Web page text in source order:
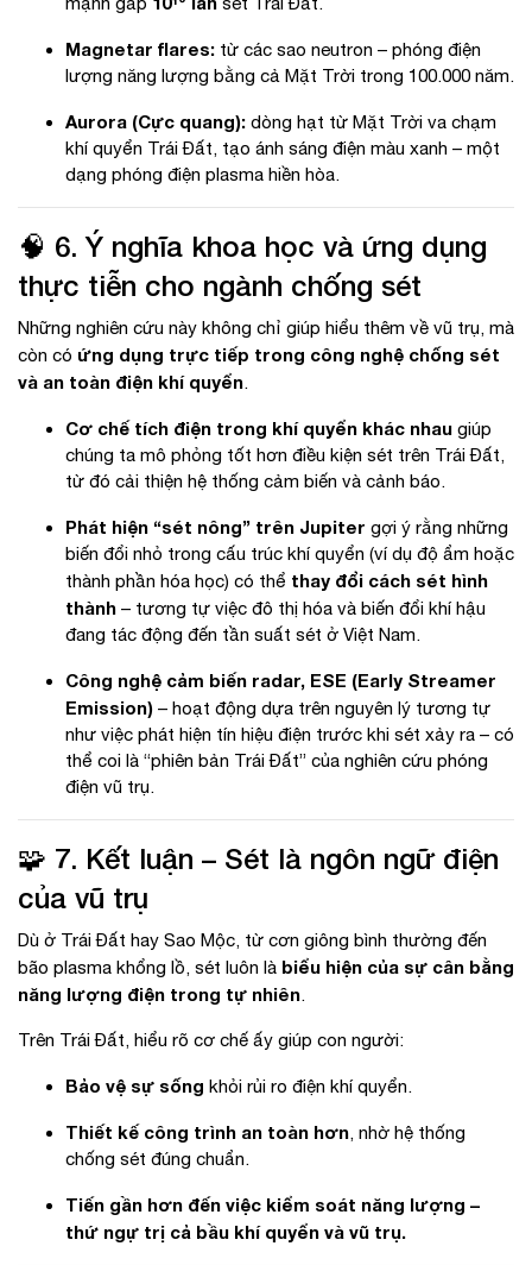
Magnetar flares: từ các sao neutron – phóng điện
lượng năng lượng bằng cả Mặt Trời trong 100.000 năm.
Aurora (Cực quang): dòng hạt từ Mặt Trời va chạm
khí quyển Trái Đất, tạo ánh sáng điện màu xanh – một
dạng phóng điện plasma hiền hòa.
🧠 6. Ý nghĩa khoa học và ứng dụng
thực tiễn cho ngành chống sét
Những nghiên cứu này không chỉ giúp hiểu thêm về vũ trụ, mà
còn có ứng dụng trực tiếp trong công nghệ chống sét
và an toàn điện khí quyển.
Cơ chế tích điện trong khí quyển khác nhau giúp
chúng ta mô phỏng tốt hơn điều kiện sét trên Trái Đất,
từ đó cải thiện hệ thống cảm biến và cảnh báo.
Phát hiện “sét nông” trên Jupiter gợi ý rằng những
biến đổi nhỏ trong cấu trúc khí quyển (ví dụ độ ẩm hoặc
thành phần hóa học) có thể thay đổi cách sét hình
thành – tương tự việc đô thị hóa và biến đổi khí hậu
đang tác động đến tần suất sét ở Việt Nam.
Công nghệ cảm biến radar, ESE (Early Streamer
Emission) – hoạt động dựa trên nguyên lý tương tự
như việc phát hiện tín hiệu điện trước khi sét xảy ra – có
thể coi là “phiên bản Trái Đất” của nghiên cứu phóng
điện vũ trụ.
🧩 7. Kết luận – Sét là ngôn ngữ điện
của vũ trụ
Dù ở Trái Đất hay Sao Mộc, từ cơn giông bình thường đến
bão plasma khổng lồ, sét luôn là biểu hiện của sự cân bằng
năng lượng điện trong tự nhiên.
Trên Trái Đất, hiểu rõ cơ chế ấy giúp con người:
Bảo vệ sự sống khỏi rủi ro điện khí quyển.
Thiết kế công trình an toàn hơn, nhờ hệ thống
chống sét đúng chuẩn.
Tiến gần hơn đến việc kiểm soát năng lượng –
thứ ngự trị cả bầu khí quyển và vũ trụ.